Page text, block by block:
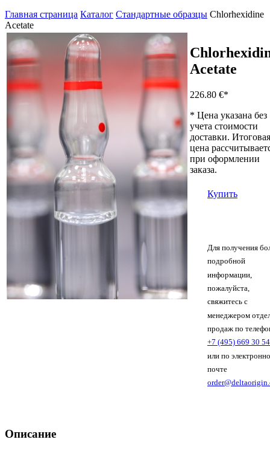
Главная страница Каталог Стандартные образцы Chlorhexidine
Acetate
Acetate
226.80 €*
* Цена указана без
учета стоимости
доставки. Итоговая
цена
при оформлении
заказа.
Купить
Для получения
подробной
информации,
пожалуйста,
свяжитесь с
менеджером
продаж по
+7 (495) 669 30 54
или по
почте
Описание